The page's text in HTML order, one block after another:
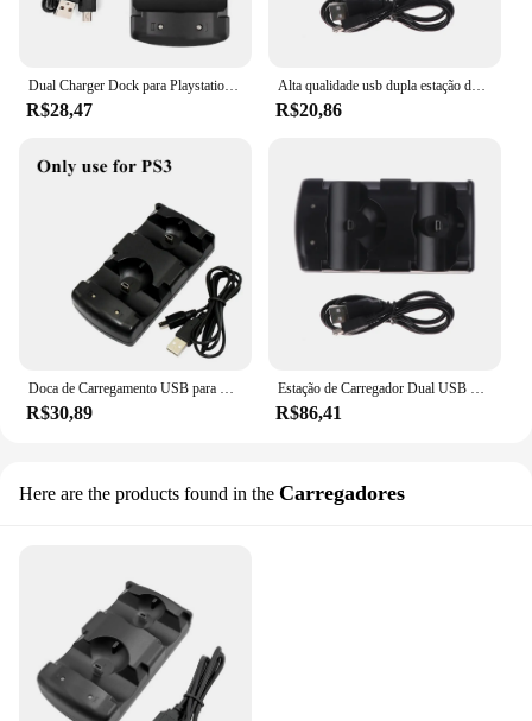
Dual Charger Dock para Playstation, Cradle Station, controlador PS3, PS3
R$28,47
Alta qualidade usb dupla estação de carregador para sony ps3 controlador joystick alimentado carregamento doca gampad mover navegação
R$20,86
Doca de Carregamento USB para Controlador PS3 e PS5, Estação de Carregador Alimentado, Choque Duplo 3, Gamepad, Joystick
R$30,89
Estação de Carregador Dual USB para Sony PS3, Controlador Joystick, Doca de Carregamento Alimentado, Gampad Move, Navegação, 1Pc
R$86,41
Here are the products found in the Carregadores